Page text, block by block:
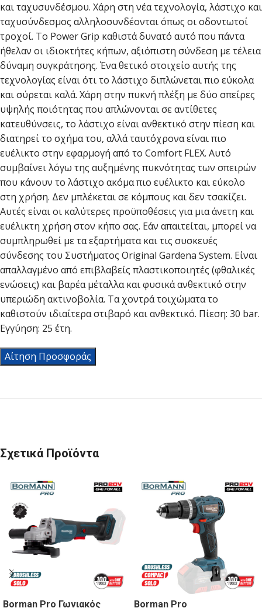
και ταχυσυνδέσμου. Χάρη στη νέα τεχνολογία, λάστιχο και
ταχυσύνδεσμος αλληλοσυνδέονται όπως οι οδοντωτοί
τροχοί. Το Power Grip καθιστά δυνατό αυτό που πάντα
ήθελαν οι ιδιοκτήτες κήπων, αξιόπιστη σύνδεση με τέλεια
δύναμη συγκράτησης. Ένα θετικό στοιχείο αυτής της
τεχνολογίας είναι ότι το λάστιχο διπλώνεται πιο εύκολα
και σύρεται καλά. Χάρη στην πυκνή πλέξη με δύο σπείρες
υψηλής ποιότητας που απλώνονται σε αντίθετες
κατευθύνσεις, το λάστιχο είναι ανθεκτικό στην πίεση και
διατηρεί το σχήμα του, αλλά ταυτόχρονα είναι πιο
ευέλικτο στην εφαρμογή από το Comfort FLEX. Αυτό
συμβαίνει λόγω της αυξημένης πυκνότητας των σπειρών
που κάνουν το λάστιχο ακόμα πιο ευέλικτο και εύκολο
στη χρήση. Δεν μπλέκεται σε κόμπους και δεν τσακίζει.
Αυτές είναι οι καλύτερες προϋποθέσεις για μια άνετη και
ευέλικτη χρήση στον κήπο σας. Εάν απαιτείται, μπορεί να
συμπληρωθεί με τα εξαρτήματα και τις συσκευές
σύνδεσης του Συστήματος Original Gardena System. Είναι
απαλλαγμένο από επιβλαβείς πλαστικοποιητές (φθαλικές
ενώσεις) και βαρέα μέταλλα και φυσικά ανθεκτικό στην
υπεριώδη ακτινοβολία. Τα χοντρά τοιχώματα το
καθιστούν ιδιαίτερα στιβαρό και ανθεκτικό. Πίεση: 30 bar.
Εγγύηση: 25 έτη.
Αίτηση Προσφοράς
Σχετικά Προϊόντα
Borman Pro Γωνιακός Borman Pro